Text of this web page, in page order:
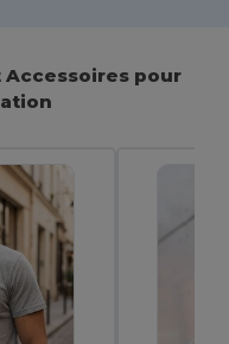
Accessoires pour